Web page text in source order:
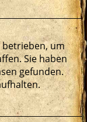
betrieben, um
Sie haben
gefunden.